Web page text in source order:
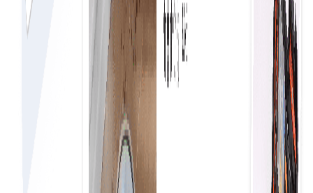
سادہ خریداری
موقع پر خریداری شروع کرنے سے کاروبار فوری خریداری کے
فیصلے کر سکتے ہیں، جس سے آپریشنز ہموار ہوتے ہیں اور
کارکردگی بہتر ہوتی ہے۔ یہ طریقہ تاخیر کو کم کرتا ہے اور
ضروری اشیاء و خدمات تک بروقت رسائی کو یقینی بناتا ہے۔